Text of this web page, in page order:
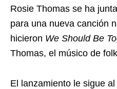
Rosie Thomas se ha
para una nueva canción
hicieron We Should Be
Thomas, el músico de
El lanzamiento le sigue